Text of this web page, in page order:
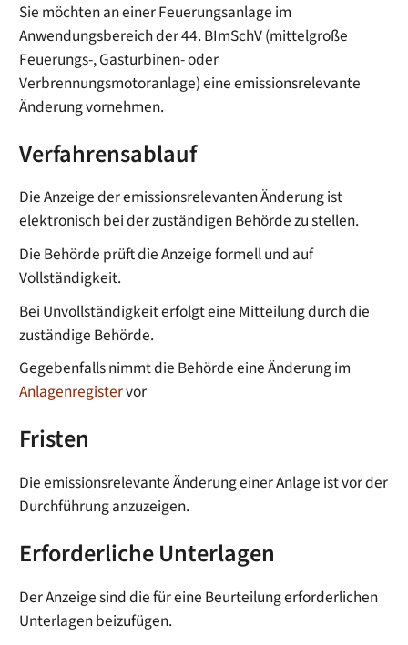
Sie möchten an einer Feuerungsanlage im
Anwendungsbereich der 44. BImSchV (mittelgroße
Feuerungs-, Gasturbinen- oder
Verbrennungsmotoranlage) eine emissionsrelevante
Änderung vornehmen.
Verfahrensablauf
Die Anzeige der emissionsrelevanten Änderung ist
elektronisch bei der zuständigen Behörde zu stellen.
Die Behörde prüft die Anzeige formell und auf
Vollständigkeit.
Bei Unvollständigkeit erfolgt eine Mitteilung durch die
zuständige Behörde.
Gegebenfalls nimmt die Behörde eine Änderung im
Anlagenregistervor
Fristen
Die emissionsrelevante Änderung einer Anlage ist vor der
Durchführung anzuzeigen.
Erforderliche Unterlagen
Der Anzeige sind die für eine Beurteilung erforderlichen
Unterlagen beizufügen.